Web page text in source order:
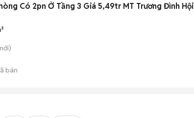
Có 2pn Ở Tầng 3 Giá 5,49tr MT Trương Đình Hội
bán